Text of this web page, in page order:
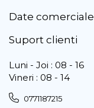
Date comerciale
Suport clienti
Luni - Joi : 08 - 16
Vineri : 08 - 14
0771187215